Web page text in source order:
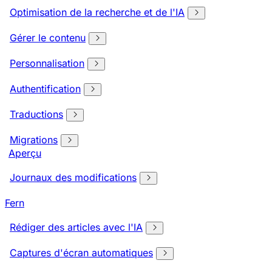
Optimisation de la recherche et de l'IA
Gérer le contenu
Personnalisation
Authentification
Traductions
Migrations
Aperçu
Journaux des modifications
Fern
Rédiger des articles avec l'IA
Captures d'écran automatiques